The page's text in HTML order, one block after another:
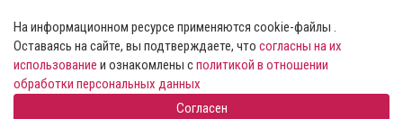
На информационном ресурсе применяются cookie-файлы .
Оставаясь на сайте, вы подтверждаете, что согласны на их
использование и ознакомлены сполитикой в отношении
обработки персональных данных
Согласен